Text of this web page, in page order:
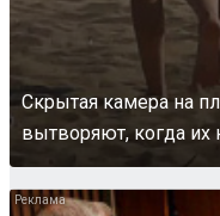
Скрытая камера на
вытворяют, когда их